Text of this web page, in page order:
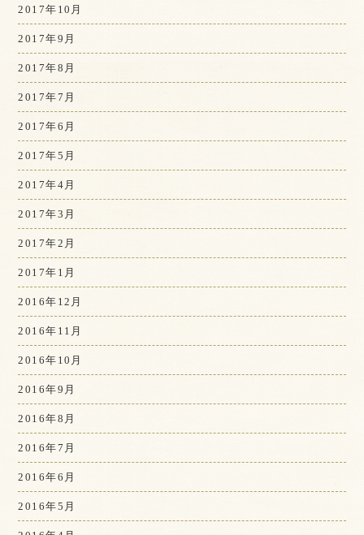
2017年10月
2017年9月
2017年8月
2017年7月
2017年6月
2017年5月
2017年4月
2017年3月
2017年2月
2017年1月
2016年12月
2016年11月
2016年10月
2016年9月
2016年8月
2016年7月
2016年6月
2016年5月